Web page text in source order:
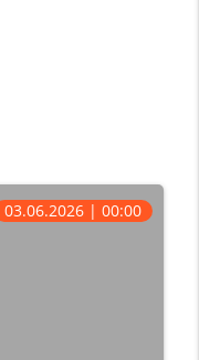
03.06.2026 | 00:00